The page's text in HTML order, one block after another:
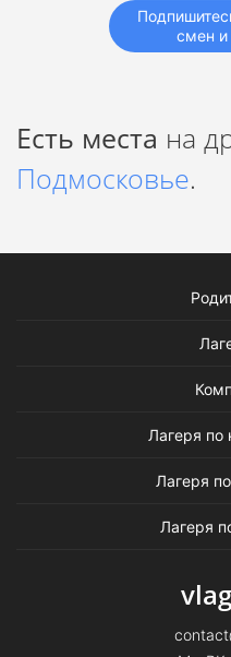
смен и
Есть места на
Подмосковье.
Лагеря по
Лагеря
Лагеря